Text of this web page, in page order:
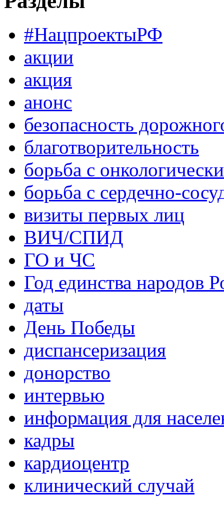
#НацпроектыРФ
акции
акция
анонс
безопасность
благотворительность
борьба с
борьба с сердечно-
визиты первых лиц
ВИЧ/СПИД
ГО и ЧС
Год единства народов
даты
День Победы
диспансеризация
донорство
интервью
информация для
кадры
кардиоцентр
клинический случай